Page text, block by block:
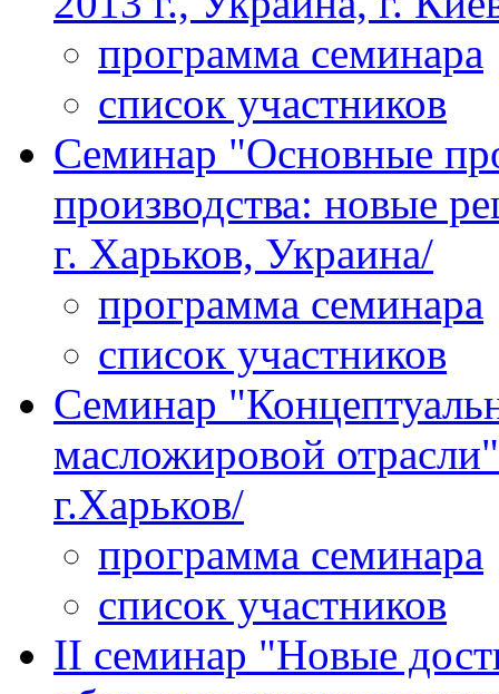
программа семинара
список участников
Семинар "Основные
производства: новые
г. Харьков, Украина/
программа семинара
список участников
Семинар
масложировой
г.Харьков/
программа семинара
список участников
II семинар "Новые